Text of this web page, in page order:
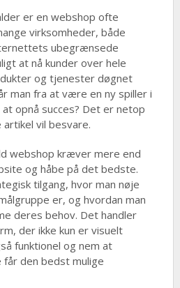
er en webshop ofte
virksomheder, både
ubegrænsede
at nå kunder over hele
og tjenester døgnet
man fra at være en ny spiller i
opnå succes? Det er netop
vil besvare.
webshop kræver mere end
og håbe på det bedste.
tilgang, hvor man nøje
er, og hvordan man
deres behov. Det handler
der ikke kun er visuelt
funktionel og nem at
får den bedst mulige